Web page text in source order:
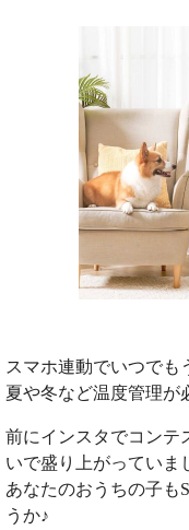
スマホ連動でいつでも
夏や冬など温度管理が
前にインスタでコンテ
いで盛り上がっていま
あなたのおうちの子も
うか♪